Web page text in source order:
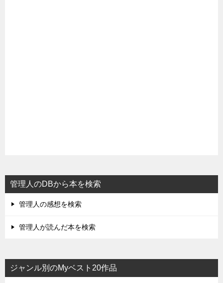
管理人のDBから本を検索
管理人の感想を検索
管理人が読んだ本を検索
ジャンル別のMyベスト20作品